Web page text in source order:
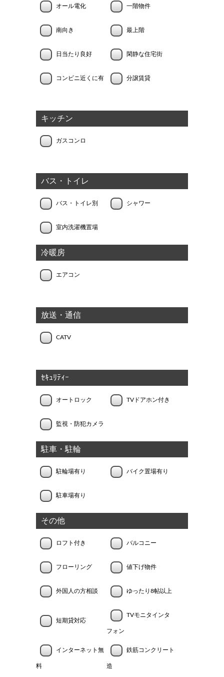
オール電化 一階物件
南向き 最上階
日当たり良好 閑静な住宅街
コンビニ近くに有 分譲賃貸
キッチン
ガスコンロ
バス・トイレ
バス・トイレ別 シャワー
室内洗濯機置場
冷暖房
エアコン
放送・通信
CATV
ｾｷｭﾘﾃｨｰ
オートロック TVドアホン付き
監視・防犯カメラ
駐車・駐輪
駐輪場有り バイク置場有り
駐車場有り
その他
ロフト付き バルコニー
フローリング 値下げ物件
外国人の方相談 ゆったり8帖以上
短期貸対応
TVモニタインタ
フォン
インターネット無
料
鉄筋コンクリート
造